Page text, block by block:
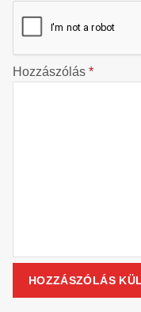
Hozzászólás *